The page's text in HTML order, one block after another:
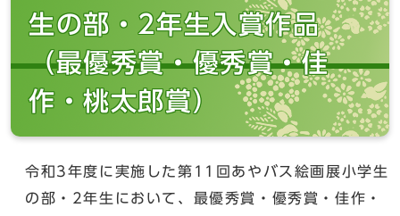
生の部・2年生入賞作品
（最優秀賞・優秀賞・佳
作・桃太郎賞）
令和3年度に実施した第11回あやバス絵画展小学生
の部・2年生において、最優秀賞・優秀賞・佳作・